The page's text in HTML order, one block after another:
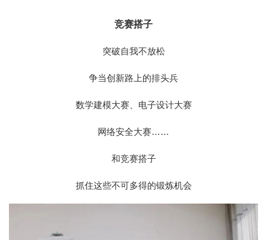
竞赛搭子
突破自我不放松
争当创新路上的排头兵
数学建模大赛、电子设计大赛
网络安全大赛……
和竞赛搭子
抓住这些不可多得的锻炼机会